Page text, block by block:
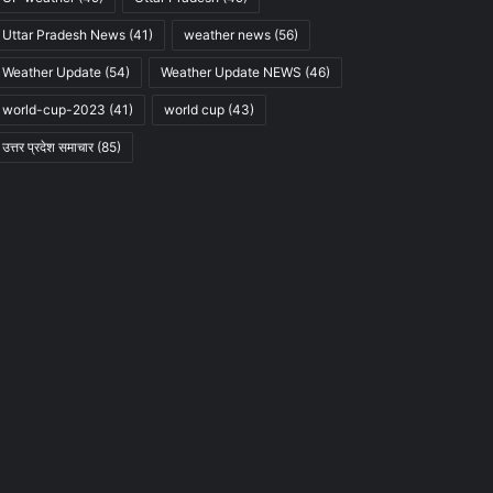
Uttar Pradesh News(41) weather news(56)
Weather Update(54) Weather Update NEWS (46)
world-cup-2023 (41) world cup(43)
उत्तर प्रदेश समाचार(85)